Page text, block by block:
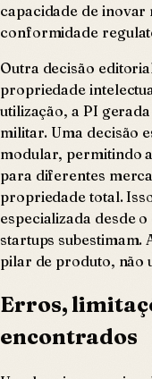
capacidade de
conformidade
Outra decisão
propriedade
utilização, a PI
militar. Uma decisão
modular, permitindo
para diferentes
propriedade total.
especializada desde
startups subestimam.
pilar de produto, não
Erros,
encontrados